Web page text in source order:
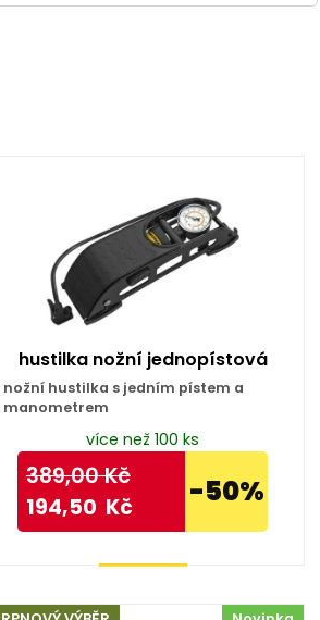
hustilka nožní jednopístová
nožní hustilka s jedním pístem a
manometrem
více než 100 ks
389,00Kč
194,50 Kč -50%